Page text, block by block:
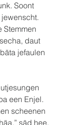
Soont
Stemmen
daut
jefaulen
een Enjel.
scheenen
säd hee,